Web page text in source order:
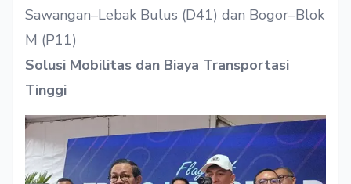
Sawangan–Lebak Bulus (D41) dan Bogor–Blok
M (P11)
Solusi Mobilitas dan Biaya Transportasi
Tinggi